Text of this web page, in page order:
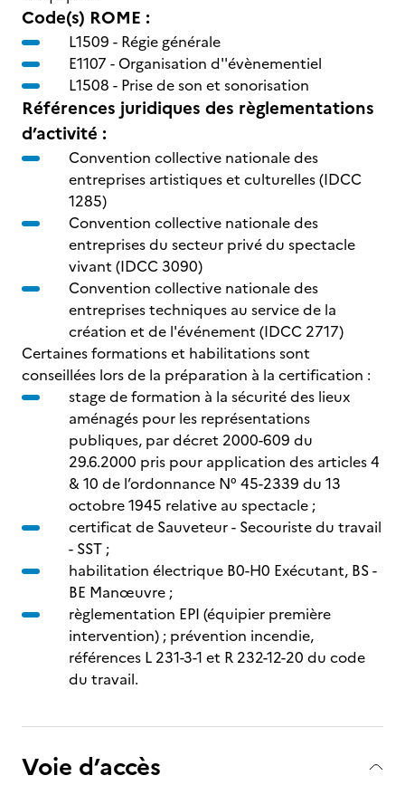
Code(s) ROME :
L1509 - Régie générale
E1107 -Organisation d''évènementiel
L1508 - Prise de son et sonorisation
Références juridiques des règlementations
d’activité :
Convention collective nationale des
entreprises artistiques et culturelles (IDCC
1285)
Convention collective nationale des
entreprises du secteur privé du spectacle
vivant (IDCC 3090)
Convention collective nationale des
entreprises techniques au service de la
création et de l'événement (IDCC 2717)
Certaines formations et habilitations sont
conseillées lors de la préparation à la certification :
stage de formation à la sécurité des lieux
aménagés pour les représentations
publiques, par décret 2000-609 du
29.6.2000 pris pour application des articles 4
& 10 de l’ordonnance N° 45-2339 du 13
octobre 1945 relative au spectacle ;
certificat de Sauveteur - Secouriste du travail
- SST ;
habilitation électrique B0-H0 Exécutant, BS -
BE Manœuvre ;
règlementation EPI (équipier première
intervention) ; prévention incendie,
références L 231-3-1 et R 232-12-20 du code
du travail.
Voie d’accès